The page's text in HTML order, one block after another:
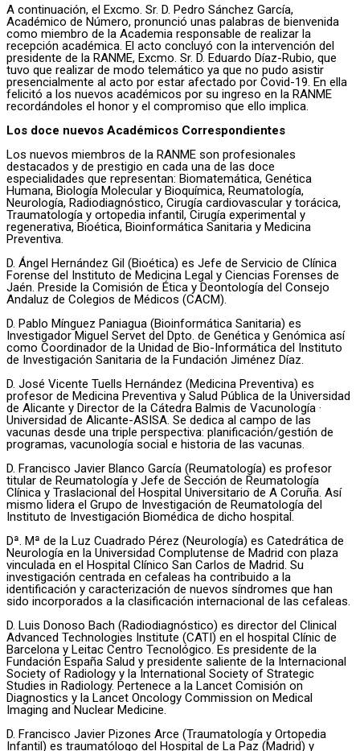
A continuación, el Excmo. Sr. D. Pedro Sánchez García,
Académico de Número, pronunció unas palabras de bienvenida
como miembro de la Academia responsable de realizar la
recepción académica. El acto concluyó con la intervención del
presidente de la RANME, Excmo. Sr. D. Eduardo Díaz-Rubio, que
tuvo que realizar de modo telemático ya que no pudo asistir
presencialmente al acto por estar afectado por Covid-19. En ella
felicitó a los nuevos académicos por su ingreso en la RANME
recordándoles el honor y el compromiso que ello implica.
Los doce nuevos Académicos Correspondientes
Los nuevos miembros de la RANME son profesionales
destacados y de prestigio en cada una de las doce
especialidades que representan: Biomatemática, Genética
Humana, Biología Molecular y Bioquímica, Reumatología,
Neurología, Radiodiagnóstico, Cirugía cardiovascular y torácica,
Traumatología y ortopedia infantil, Cirugía experimental y
regenerativa, Bioética, Bioinformática Sanitaria y Medicina
Preventiva.
D. Ángel Hernández Gil (Bioética) es Jefe de Servicio de Clínica
Forense del Instituto de Medicina Legal y Ciencias Forenses de
Jaén. Preside la Comisión de Ética y Deontología del Consejo
Andaluz de Colegios de Médicos (CACM).
D. Pablo Mínguez Paniagua (Bioinformática Sanitaria) es
Investigador Miguel Servet del Dpto. de Genética y Genómica así
como Coordinador de la Unidad de Bio-Informática del Instituto
de Investigación Sanitaria de la Fundación Jiménez Díaz.
D. José Vicente Tuells Hernández (Medicina Preventiva) es
profesor de Medicina Preventiva y Salud Pública de la Universidad
de Alicante y Director de la Cátedra Balmis de Vacunología ·
Universidad de Alicante-ASISA. Se dedica al campo de las
vacunas desde una triple perspectiva: planificación/gestión de
programas, vacunología social e historia de las vacunas.
D. Francisco Javier Blanco García (Reumatología) es profesor
titular de Reumatología y Jefe de Sección de Reumatología
Clínica y Traslacional del Hospital Universitario de A Coruña. Así
mismo lidera el Grupo de Investigación de Reumatología del
Instituto de Investigación Biomédica de dicho hospital.
Dª. Mª de la Luz Cuadrado Pérez (Neurología) es Catedrática de
Neurología en la Universidad Complutense de Madrid con plaza
vinculada en el Hospital Clínico San Carlos de Madrid. Su
investigación centrada en cefaleas ha contribuido a la
identificación y caracterización de nuevos síndromes que han
sido incorporados a la clasificación internacional de las cefaleas.
D. Luis Donoso Bach (Radiodiagnóstico) es director del Clinical
Advanced Technologies Institute (CATI) en el hospital Clínic de
Barcelona y Leitac Centro Tecnológico. Es presidente de la
Fundación España Salud y presidente saliente de la Internacional
Society of Radiology y la International Society of Strategic
Studies in Radiology. Pertenece a la Lancet Comisión on
Diagnostics y la Lancet Oncology Commission on Medical
Imaging and Nuclear Medicine.
D. Francisco Javier Pizones Arce (Traumatología y Ortopedia
Infantil) es traumatólogo del Hospital de La Paz (Madrid) y